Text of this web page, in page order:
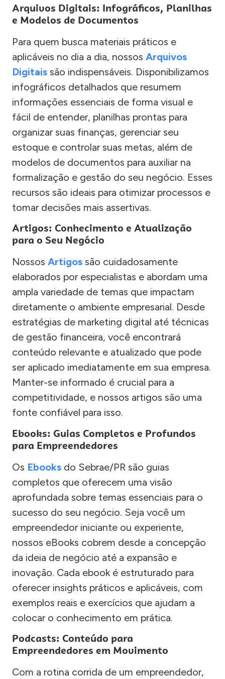
Arquivos Digitais: Infográficos, Planilhas
e Modelos de Documentos
Para quem busca materiais práticos e
aplicáveis no dia a dia, nossos Arquivos
Digitais são indispensáveis. Disponibilizamos
infográficos detalhados que resumem
informações essenciais de forma visual e
fácil de entender, planilhas prontas para
organizar suas finanças, gerenciar seu
estoque e controlar suas metas, além de
modelos de documentos para auxiliar na
formalização e gestão do seu negócio. Esses
recursos são ideais para otimizar processos e
tomar decisões mais assertivas.
Artigos: Conhecimento e Atualização
para o Seu Negócio
Nossos Artigos são cuidadosamente
elaborados por especialistas e abordam uma
ampla variedade de temas que impactam
diretamente o ambiente empresarial. Desde
estratégias de marketing digital até técnicas
de gestão financeira, você encontrará
conteúdo relevante e atualizado que pode
ser aplicado imediatamente em sua empresa.
Manter-se informado é crucial para a
competitividade, e nossos artigos são uma
fonte confiável para isso.
Ebooks: Guias Completos e Profundos
para Empreendedores
Os Ebooks do Sebrae/PR são guias
completos que oferecem uma visão
aprofundada sobre temas essenciais para o
sucesso do seu negócio. Seja você um
empreendedor iniciante ou experiente,
nossos eBooks cobrem desde a concepção
da ideia de negócio até a expansão e
inovação. Cada ebook é estruturado para
oferecer insights práticos e aplicáveis, com
exemplos reais e exercícios que ajudam a
colocar o conhecimento em prática.
Podcasts: Conteúdo para
Empreendedores em Movimento
Com a rotina corrida de um empreendedor,